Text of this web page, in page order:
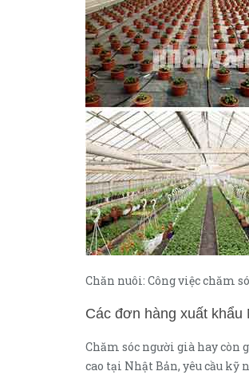
Chăn nuôi: Công việc chăm
Các đơn hàng xuất khẩu
Chăm sóc người già hay còn
cao tại Nhật Bản, yêu cầu kỹ